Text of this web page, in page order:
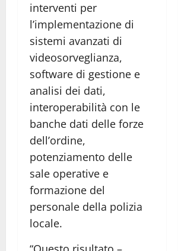
interventi per
l’implementazione di
sistemi avanzati di
videosorveglianza,
software di gestione e
analisi dei dati,
interoperabilità con le
banche dati delle forze
dell’ordine,
potenziamento delle
sale operative e
formazione del
personale della polizia
locale.